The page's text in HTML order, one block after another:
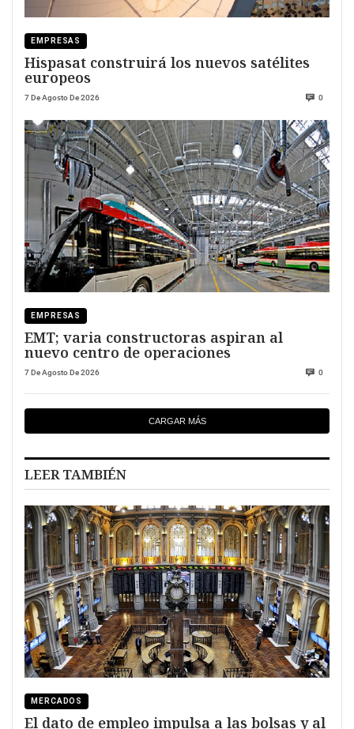
EMPRESAS
Hispasat construirá los nuevos satélites
europeos
7 De Agosto De 2026 0
EMPRESAS
EMT; varia constructoras aspiran al
nuevo centro de operaciones
7 De Agosto De 2026 0
CARGAR MÁS
LEER TAMBIÉN
MERCADOS
El dato de empleo impulsa a las bolsas y al